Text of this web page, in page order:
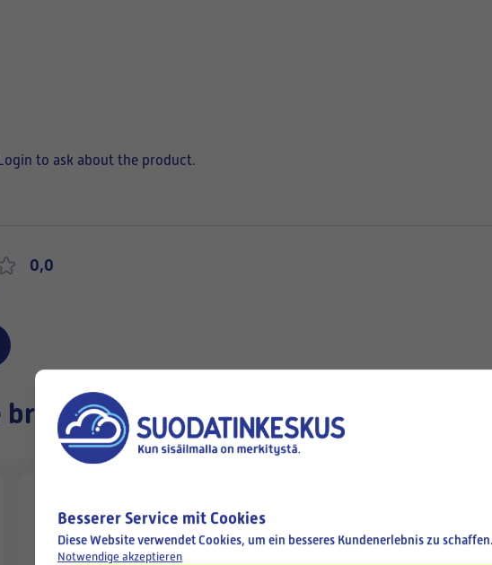
Login to ask about the product.
0,0
brauchen
Besserer Service mit Cookies
Diese Website verwendet Cookies, um ein besseres Kundenerlebnis zu schaffen.
Notwendige akzeptieren